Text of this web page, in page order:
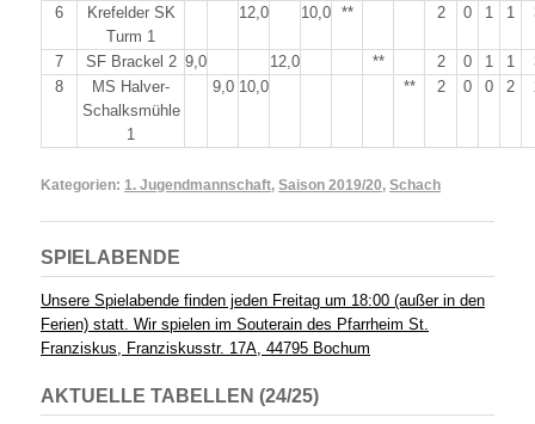
6
Krefelder SK
Turm 1
12,0 10,0 ** 2 0 1 1
7 SF Brackel 2 9,0 12,0 ** 2 0 1 1
8
MS Halver-
Schalksmühle
1
9,0 10,0 ** 2 0 0 2
Kategorien: 1. Jugendmannschaft, Saison 2019/20, Schach
SPIELABENDE
Unsere Spielabende finden jeden Freitag um 18:00 (außer in den
Ferien) statt. Wir spielen im Souterain des Pfarrheim St.
Franziskus, Franziskusstr. 17A, 44795 Bochum
AKTUELLE TABELLEN (24/25)